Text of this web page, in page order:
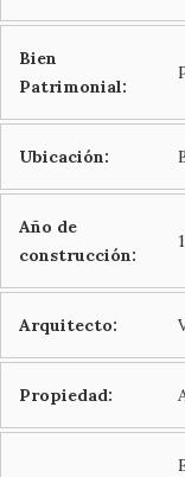
Bien
Patrimonial:
Ubicación:
Año de
construcción:
Arquitecto:
Propiedad: